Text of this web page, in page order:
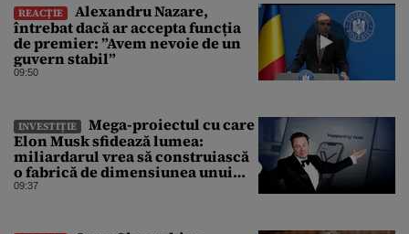
REACȚIE
Alexandru Nazare,
întrebat dacă ar accepta funcția
de premier: ”Avem nevoie de un
guvern stabil”
09:50
INVESTIȚIE
Mega-proiectul cu care
Elon Musk sfidează lumea:
miliardarul vrea să construiască
o fabrică de dimensiunea unui
oraș
09:37